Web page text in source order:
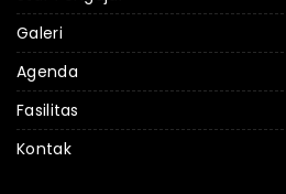
Galeri
Agenda
Fasilitas
Kontak